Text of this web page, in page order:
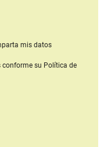
mis datos
conforme su Política de